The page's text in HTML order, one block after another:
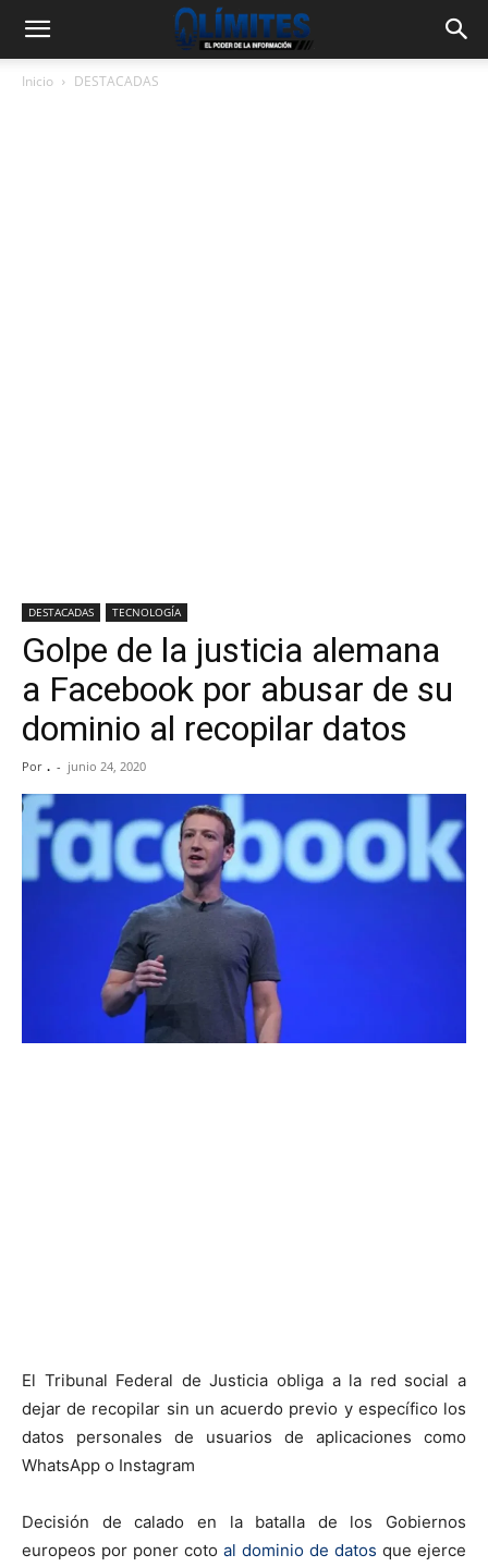
Inicio DESTACADAS
DESTACADAS TECNOLOGÍA
Golpe de la justicia alemana
a Facebook por abusar de su
dominio al recopilar datos
Por . - junio 24, 2020
El Tribunal Federal de Justicia obliga a la red social a
dejar de recopilar sin un acuerdo previo y específico los
datos personales de usuarios de aplicaciones como
WhatsApp o Instagram
Decisión de calado en la batalla de los Gobiernos
europeos por poner coto al dominio de datos que ejerce